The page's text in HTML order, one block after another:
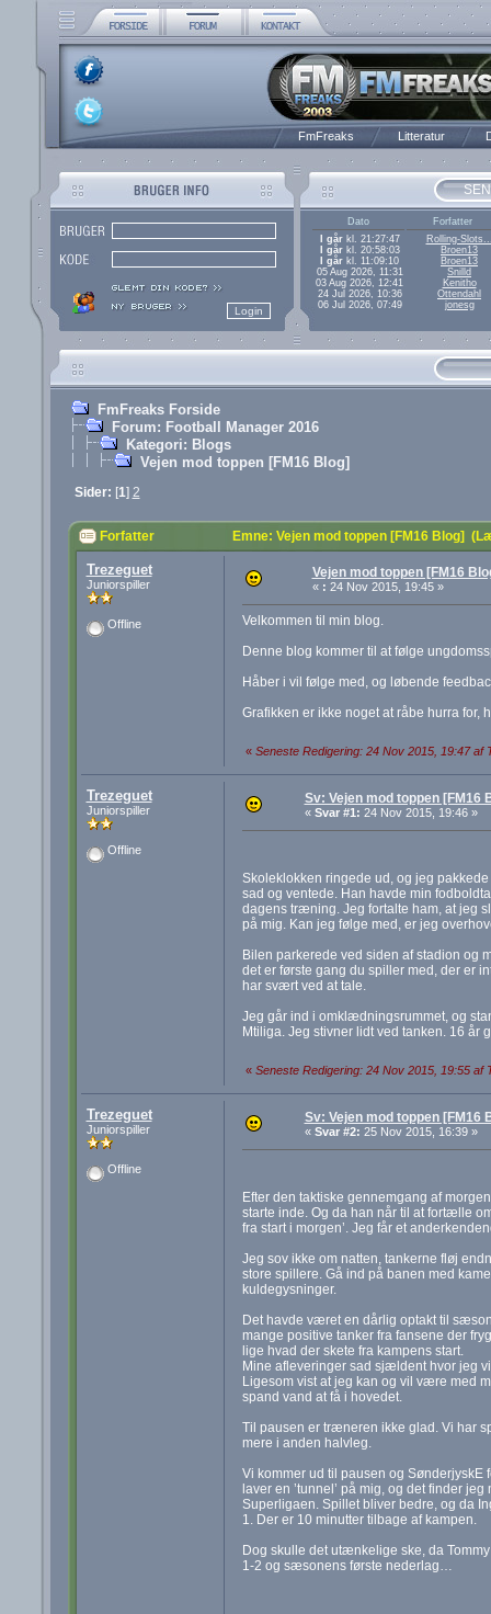
FmFreaks Litteratur
Dato
Forfatter
I gårkl. 21:27:47
Rolling-
I gårkl. 20:58:03
Broen13
I går kl. 11:09:10
Broen13
05 Aug 2026, 11:31
Snilld
03 Aug 2026, 12:41
Kenitho
24 Jul 2026, 10:36
Ottendahl
06 Jul 2026, 07:49
jonesg
FmFreaks Forside
Forum: Football Manager 2016
Kategori: Blogs
Vejen mod toppen [FM16 Blog]
Sider: [1] 2
Forfatter Emne: Vejen mod toppen [FM16 Blog]
Trezeguet
Juniorspiller
Offline
Vejen mod toppen [FM16
« : 24 Nov 2015, 19:45 »
Velkommen til min blog.
Denne blog kommer til at følge
Håber i vil følge med, og løbende
Grafikken er ikke noget at råbe hurra for,
« Seneste Redigering: 24 Nov 2015, 19:47 af
Trezeguet
Juniorspiller
Offline
Sv: Vejen mod toppen [FM16
« Svar #1: 24 Nov 2015, 19:46 »
Skoleklokken ringede ud, og jeg
sad og ventede. Han havde min
dagens træning. Jeg fortalte ham, at jeg
på mig. Kan jeg følge med, er jeg
Bilen parkerede ved siden af stadion og
det er første gang du spiller med, der er
har svært ved at tale.
Jeg går ind i omklædningsrummet, og
Mtiliga. Jeg stivner lidt ved tanken. 16 år
« Seneste Redigering: 24 Nov 2015, 19:55 af
Trezeguet
Juniorspiller
Offline
Sv: Vejen mod toppen [FM16
« Svar #2: 25 Nov 2015, 16:39 »
Efter den taktiske gennemgang af
starte inde. Og da han når til at fortælle
fra start i morgen’. Jeg får et
Jeg sov ikke om natten, tankerne fløj
store spillere. Gå ind på banen med
kuldegysninger.
Det havde været en dårlig optakt til
mange positive tanker fra fansene der
lige hvad der skete fra kampens start.
Mine afleveringer sad sjældent hvor jeg
Ligesom vist at jeg kan og vil være med
spand vand at få i hovedet.
Til pausen er træneren ikke glad. Vi har
mere i anden halvleg.
Vi kommer ud til pausen og SønderjyskE
laver en ’tunnel’ på mig, og det finder
Superligaen. Spillet bliver bedre, og da
1. Der er 10 minutter tilbage af kampen.
Dog skulle det utænkelige ske, da
1-2 og sæsonens første nederlag…